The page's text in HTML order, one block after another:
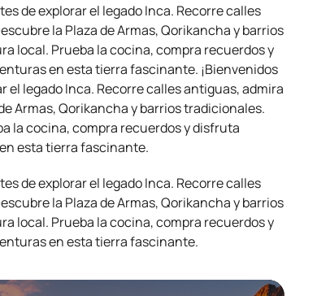
de explorar el legado Inca. Recorre calles
la Plaza de Armas, Qorikancha y barrios
local. Prueba la cocina, compra recuerdos y
en esta tierra fascinante. ¡Bienvenidos
el legado Inca. Recorre calles antiguas, admira
Armas, Qorikancha y barrios tradicionales.
la cocina, compra recuerdos y disfruta
esta tierra fascinante.
de explorar el legado Inca. Recorre calles
la Plaza de Armas, Qorikancha y barrios
local. Prueba la cocina, compra recuerdos y
en esta tierra fascinante.